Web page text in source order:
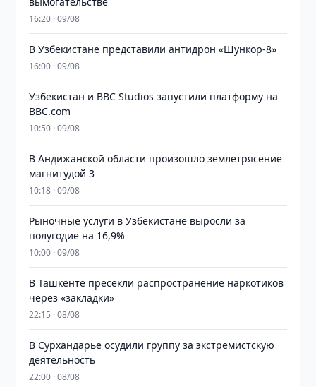
16:20 · 09/08
В Узбекистане представили антидрон «Шункор-8»
16:00 · 09/08
Узбекистан и BBC Studios запустили платформу на
BBC.com
10:50 · 09/08
В Андижанской области произошло землетрясение
магнитудой 3
10:18 · 09/08
Рыночные услуги в Узбекистане выросли за
полугодие на 16,9%
10:00 · 09/08
В Ташкенте пресекли распространение наркотиков
через «закладки»
22:15 · 08/08
В Сурхандарье осудили группу за экстремистскую
деятельность
22:00 · 08/08